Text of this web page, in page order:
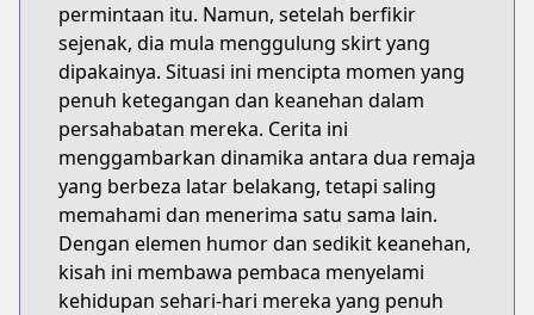
permintaan itu. Namun, setelah berfikir
sejenak, dia mula menggulung skirt yang
dipakainya. Situasi ini mencipta momen yang
penuh ketegangan dan keanehan dalam
persahabatan mereka. Cerita ini
menggambarkan dinamika antara dua remaja
yang berbeza latar belakang, tetapi saling
memahami dan menerima satu sama lain.
Dengan elemen humor dan sedikit keanehan,
kisah ini membawa pembaca menyelami
kehidupan sehari-hari mereka yang penuh